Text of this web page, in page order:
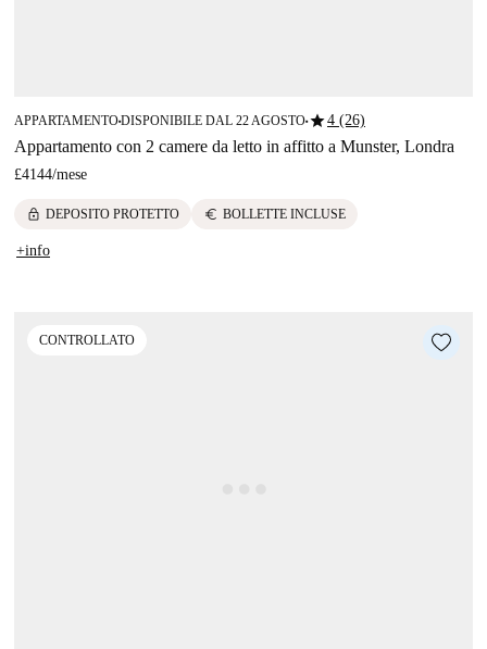
APPARTAMENTO■DISPONIBILE DAL 22 AGOSTO■star4 (26)
Appartamento con 2 camere da letto in affitto a Munster, Londra
£4144/mese
lock DEPOSITO PROTETTO euro BOLLETTE INCLUSE
+info
CONTROLLATO